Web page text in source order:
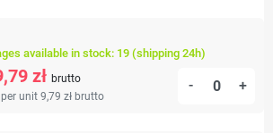
available in stock: 19 (shipping 24h)
zł brutto
unit 9,79 zł brutto
- +